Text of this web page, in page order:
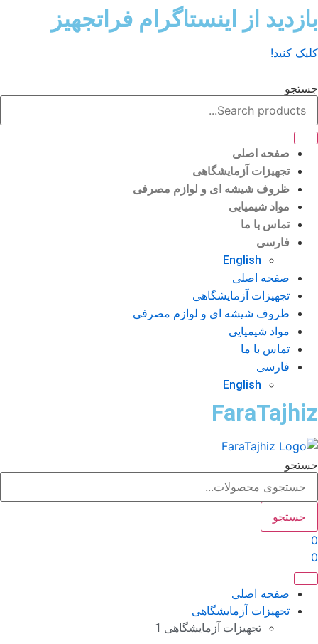
از اینستاگرام فراتجهیز
کنید!
صفحه اصلی
تجهیزات آزمایشگاهی
ظروف شیشه ای و لوازم مصرفی
مواد شیمیایی
تماس با ما
فارسی
English
صفحه اصلی
تجهیزات آزمایشگاهی
ظروف شیشه ای و لوازم مصرفی
مواد شیمیایی
تماس با ما
فارسی
English
جستجو
صفحه اصلی
تجهیزات آزمایشگاهی
تجهیزات آزمایشگاهی 1